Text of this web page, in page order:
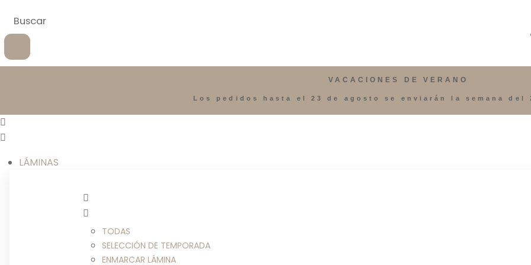
VACACIONES DE VERANO
Los pedidos hasta el 23 de agosto se enviarán la semana del
LÁMINAS
TODAS
SELECCIÓN DE TEMPORADA
ENMARCAR LÁMINA